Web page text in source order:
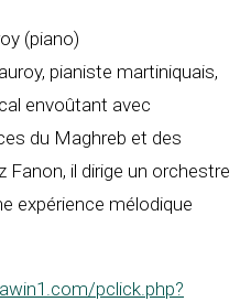
(piano)
pianiste martiniquais,
envoûtant avec
du Maghreb et des
Fanon, il dirige un orchestre
expérience mélodique
pclick.php?